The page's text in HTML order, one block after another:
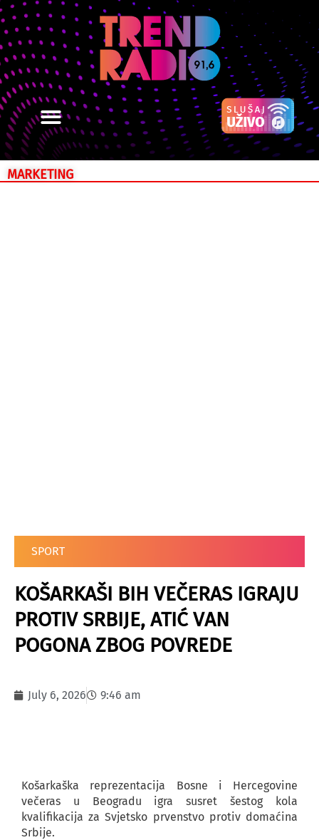
MARKETING
SPORT
KOŠARKAŠI BIH VEČERAS IGRAJU
PROTIV SRBIJE, ATIĆ VAN
POGONA ZBOG POVREDE
July 6, 2026 9:46 am
Košarkaška reprezentacija Bosne i Hercegovine
večeras u Beogradu igra susret šestog kola
kvalifikacija za Svjetsko prvenstvo protiv domaćina
Srbije.